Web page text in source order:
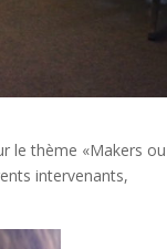
le thème «Makers ou
intervenants,